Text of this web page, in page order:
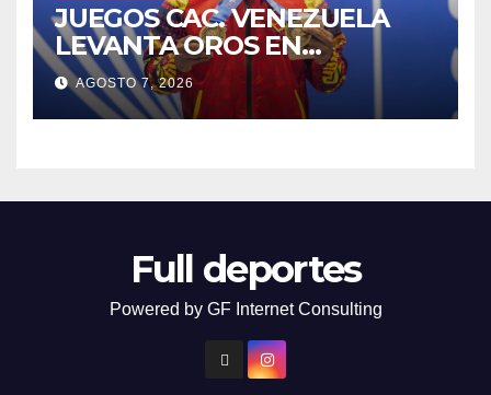
JUEGOS CAC. VENEZUELA
LEVANTA OROS EN
HALTEROFILIA Y TIRO
AGOSTO 7, 2026
Full deportes
Powered by GF Internet Consulting